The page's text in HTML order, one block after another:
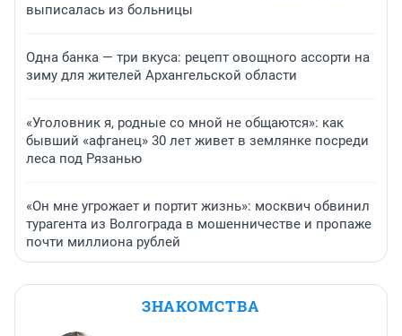
выписалась из больницы
Одна банка — три вкуса: рецепт овощного ассорти на
зиму для жителей Архангельской области
«Уголовник я, родные со мной не общаются»: как
бывший «афганец» 30 лет живет в землянке посреди
леса под Рязанью
«Он мне угрожает и портит жизнь»: москвич обвинил
турагента из Волгограда в мошенничестве и пропаже
почти миллиона рублей
ЗНАКОМСТВА